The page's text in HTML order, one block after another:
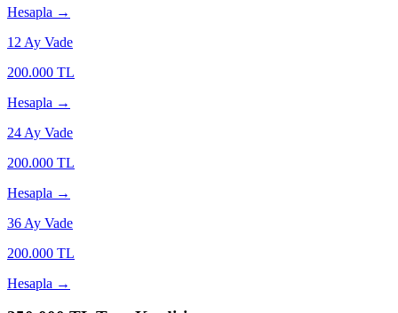
Hesapla →
12 Ay Vade
200.000 TL
Hesapla →
24 Ay Vade
200.000 TL
Hesapla →
36 Ay Vade
200.000 TL
Hesapla →